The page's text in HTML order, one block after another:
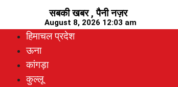
content
सबकी खबर , पैनी नज़र
August 8, 2026 12:03 am
हिमाचल प्रदेश
ऊना
कांगड़ा
कुल्लू